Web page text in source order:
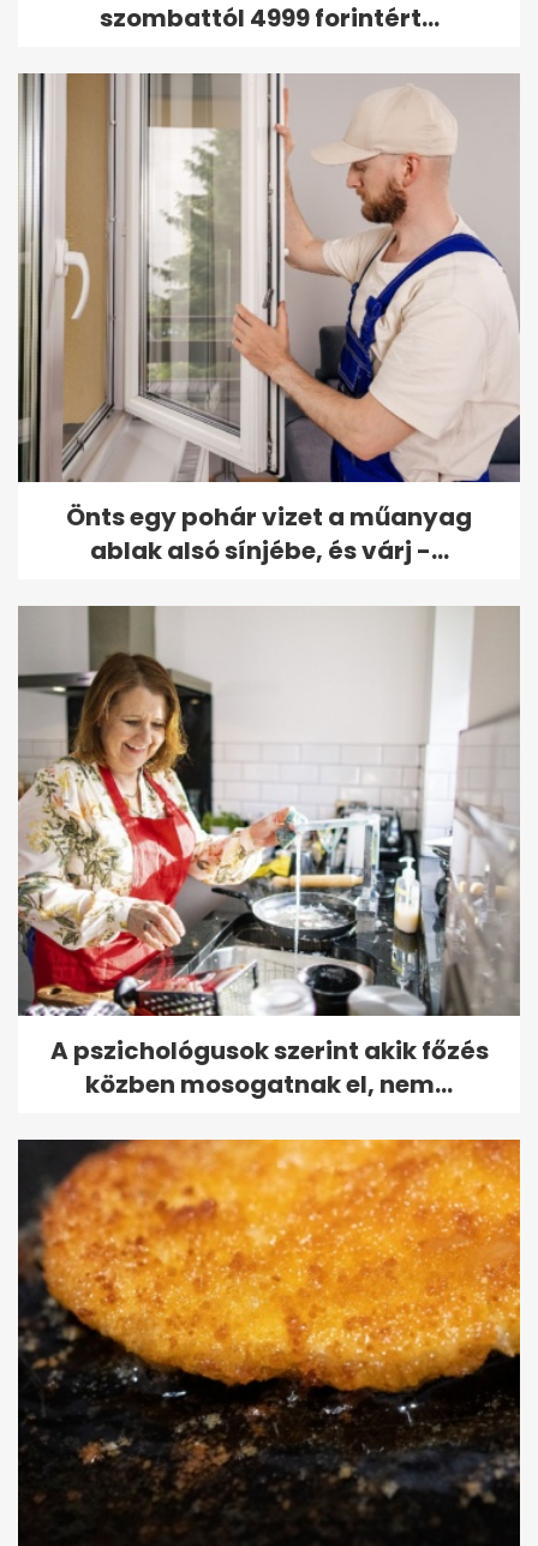
szombattól 4999 forintért...
Önts egy pohár vizet a műanyag
ablak alsó sínjébe, és várj -...
A pszichológusok szerint akik főzés
közben mosogatnak el, nem...